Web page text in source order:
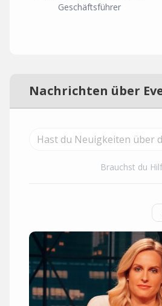
Geschäftsführer
Nachrichten über
Brauchst du